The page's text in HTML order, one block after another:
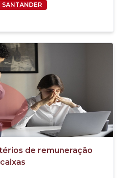
SANTANDER
de remuneração